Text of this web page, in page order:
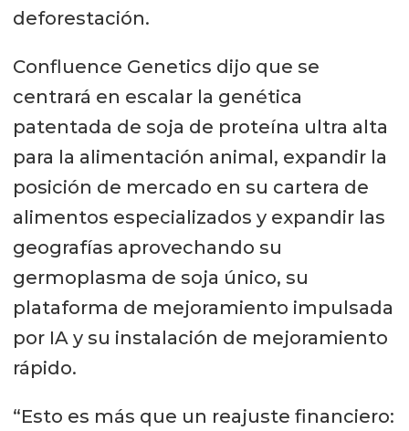
deforestación.
Confluence Genetics dijo que se
centrará en escalar la genética
patentada de soja de proteína ultra alta
para la alimentación animal, expandir la
posición de mercado en su cartera de
alimentos especializados y expandir las
geografías aprovechando su
germoplasma de soja único, su
plataforma de mejoramiento impulsada
por IA y su instalación de mejoramiento
rápido.
“Esto es más que un reajuste financiero: